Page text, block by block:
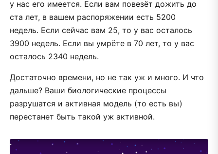
у нас его имеется. Если вам повезёт дожить до
ста лет, в вашем распоряжении есть 5200
недель. Если сейчас вам 25, то у вас осталось
3900 недель. Если вы умрёте в 70 лет, то у вас
осталось 2340 недель.
Достаточно времени, но не так уж и много. И что
дальше? Ваши биологические процессы
разрушатся и активная модель (то есть вы)
перестанет быть такой уж активной.